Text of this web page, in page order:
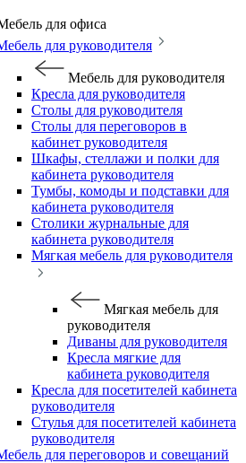
для офиса
для руководителя
Мебель для руководителя
Кресла для руководителя
Столы для руководителя
Столы для переговоров в
кабинет руководителя
Шкафы, стеллажи и полки для
кабинета руководителя
Тумбы, комоды и подставки для
кабинета руководителя
Столики журнальные для
кабинета руководителя
Мягкая мебель для руководителя
Мягкая мебель для
руководителя
Диваны для руководителя
Кресла мягкие для
кабинета руководителя
Кресла для посетителей кабинета
руководителя
Стулья для посетителей кабинета
руководителя
для переговоров и совещаний